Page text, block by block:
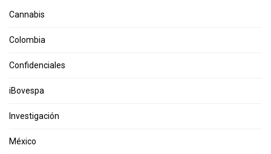
Cannabis
Colombia
Confidenciales
iBovespa
Investigación
México